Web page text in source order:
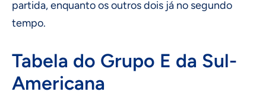
partida, enquanto os outros dois já no segundo
tempo.
Tabela do Grupo E da Sul-
Americana